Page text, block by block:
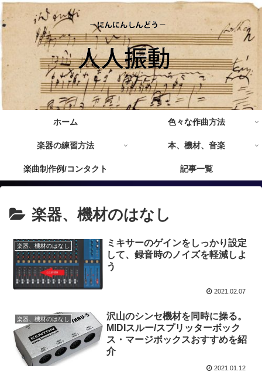
ホーム 色々な作曲方法
楽器の練習方法 本、機材、音楽
楽曲制作例/コンタクト 記事一覧
楽器、機材のはなし
楽器、機材のはなし
ミキサーのゲインをしっかり設定
して、録音時のノイズを軽減しよ
う
2021.02.07
楽器、機材のはなし
沢山のシンセ機材を同時に操る。
MIDIスルー/スプリッターボック
ス・マージボックスおすすめを紹
介
2021.01.12